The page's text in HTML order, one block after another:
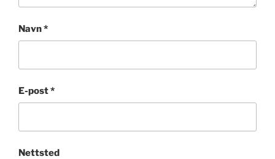
Navn*
E-post*
Nettsted